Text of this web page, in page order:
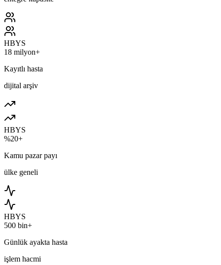
HBYS
18 milyon+
Kayıtlı hasta
dijital arşiv
HBYS
%20+
Kamu pazar payı
ülke geneli
HBYS
500 bin+
Günlük ayakta hasta
işlem hacmi